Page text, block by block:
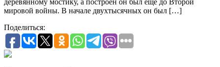
деревянному мостику, а построен он был еще до Второй
мировой войны. В начале двухтысячных он был […]
Поделиться: